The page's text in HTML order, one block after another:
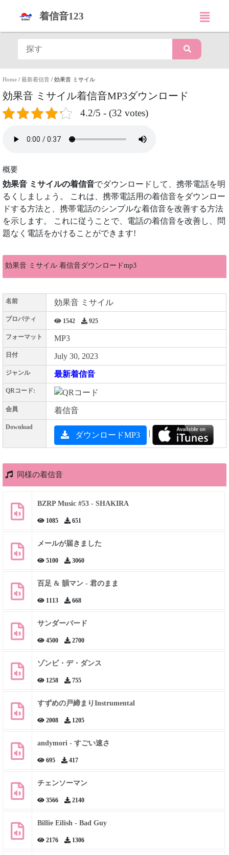
着信音123
Home / 最新着信音 / 効果音 ミサイル
効果音 ミサイル着信音MP3ダウンロード
4.2/5 - (32 votes)
概要
効果音 ミサイルの着信音でダウンロードして、携帯電話を明
るくしましょう。 これは、携帯電話用の着信音をダウンロー
ドする方法と、携帯電話のシンプルな着信音を改善する方法
を示します。 これに従うことで、電話の着信音を改善し、問
題なく電話をかけることができます!
効果音 ミサイル 着信音ダウンロードmp3
名前 効果音 ミサイル
プロパティ 1542 925
フォーマット MP3
日付 July 30, 2023
ジャンル 最新着信音
QRコード:
会員 着信音
Download
ダウンロードMP3 |
同様の着信音
BZRP Music #53 - SHAKIRA
1085 651
メールが届きました
5100 3060
百足 & 韻マン - 君のまま
1113 668
サンダーバード
4500 2700
ゾンビ・デ・ダンス
1258 755
すずめの戸締まりInstrumental
2008 1205
andymori - すごい速さ
695 417
チェンソーマン
3566 2140
Billie Eilish - Bad Guy
2176 1306